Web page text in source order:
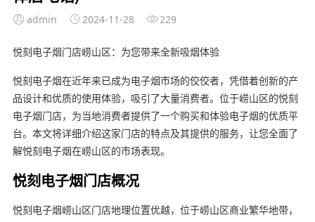
admin 2024-11-28 229
悦刻电子烟门店崂山区：为您带来全新吸烟体验
悦刻电子烟在近年来已成为电子烟市场的佼佼者，凭借着创新的产
品设计和优质的使用体验，吸引了大量消费者。位于崂山区的悦刻
电子烟门店，为当地消费者提供了一个购买和体验电子烟的优质平
台。本文将详细介绍这家门店的特点及其提供的服务，让您全面了
解悦刻电子烟在崂山区的市场表现。
悦刻电子烟门店概况
悦刻电子烟崂山区门店地理位置优越，位于崂山区商业繁华地带，